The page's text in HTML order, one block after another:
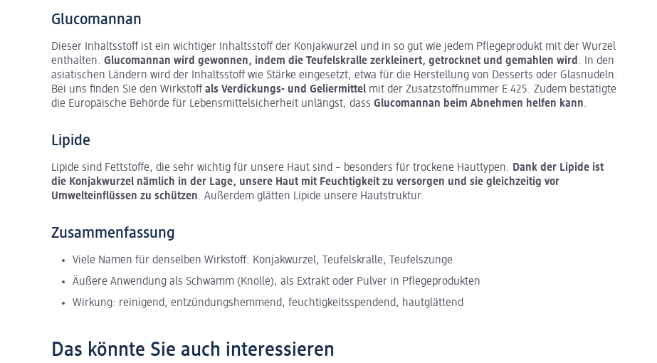
Glucomannan
Dieser Inhaltsstoff ist ein wichtiger Inhaltsstoff der Konjakwurzel und in so gut wie jedem Pflegeprodukt mit der Wurzel
enthalten. Glucomannan wird gewonnen, indem die Teufelskralle zerkleinert, getrocknet und gemahlen wird . In den
asiatischen Ländern wird der Inhaltsstoff wie Stärke eingesetzt, etwa für die Herstellung von Desserts oder Glasnudeln.
Bei uns finden Sie den Wirkstoff als Verdickungs- und Geliermittel mit der Zusatzstoffnummer E 425. Zudem bestätigte
die Europäische Behörde für Lebensmittelsicherheit unlängst, dass Glucomannan beim Abnehmen helfen kann.
Lipide
Lipide sind Fettstoffe, die sehr wichtig für unsere Haut sind – besonders für trockene Hauttypen. Dank der Lipide ist
die Konjakwurzel nämlich in der Lage, unsere Haut mit Feuchtigkeit zu versorgen und sie gleichzeitig vor
Umwelteinflüssen zu schützen. Außerdem glätten Lipide unsere Hautstruktur.
Zusammenfassung
Viele Namen für denselben Wirkstoff: Konjakwurzel, Teufelskralle, Teufelszunge
Äußere Anwendung als Schwamm (Knolle), als Extrakt oder Pulver in Pflegeprodukten
Wirkung: reinigend, entzündungshemmend, feuchtigkeitsspendend, hautglättend
Das könnte Sie auch interessieren